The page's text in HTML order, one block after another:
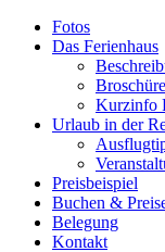
Fotos
Das Ferienhaus
Kurzinfo
Urlaub in der
Preisbeispiel
Buchen &
Belegung
Kontakt